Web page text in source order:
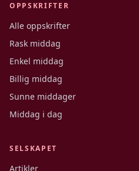
OPPSKRIFTER
Alle oppskrifter
Rask middag
Enkel middag
Billig middag
Sunne middager
Middag i dag
SELSKAPET
Artikler